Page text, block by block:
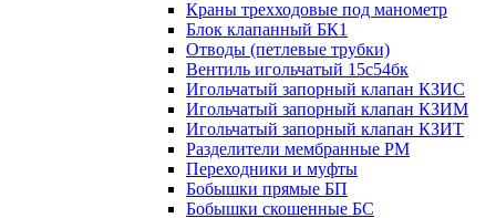
Краны трехходовые под манометр
Блок клапанный БК1
Отводы (петлевые трубки)
Вентиль игольчатый 15с54бк
Игольчатый запорный клапан КЗИС
Игольчатый запорный клапан КЗИМ
Игольчатый запорный клапан КЗИТ
Разделители мембранные РМ
Переходники и муфты
Бобышки прямые БП
Бобышки скошенные БС